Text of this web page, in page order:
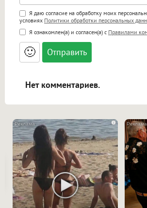
Поддержка HTML
<b>, <strong>, <u>, <i>, <em>,
<small>, <sup>, <sub>, <pre>,
<blockquote>, <code> экранирует
адреса URL автоматически
ссылками, и [img]адрес[/img]
Я даю согласие на обработку моих
условиях Политики обработки персональных
Я ознакомлен(а) и согласен(а) с Правилами
🙂
Нет комментариев.
i